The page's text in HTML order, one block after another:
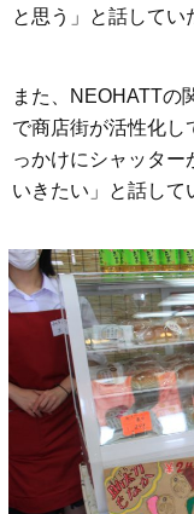
と思う」と話してい
また、NEOHATTの
で商店街が活性化し
っかけにシャッター
いきたい」と話して